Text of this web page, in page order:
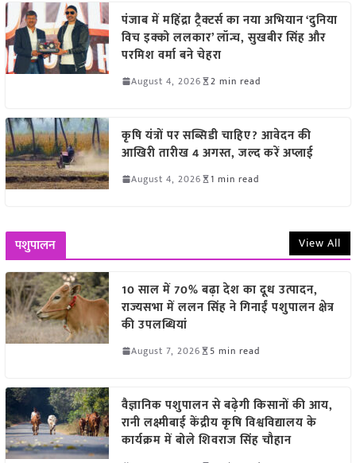
पंजाब में महिंद्रा ट्रैक्टर्स का नया अभियान ‘दुनिया
विच इक्को ललकार’ लॉन्च, सुखबीर सिंह और
परमिश वर्मा बने चेहरा
August 4, 2026 2 min read
कृषि यंत्रों पर सब्सिडी चाहिए? आवेदन की
आखिरी तारीख 4 अगस्त, जल्द करें अप्लाई
August 4, 2026 1 min read
पशुपालन View All
10 साल में 70% बढ़ा देश का दूध उत्पादन,
राज्यसभा में ललन सिंह ने गिनाईं पशुपालन क्षेत्र
की उपलब्धियां
August 7, 2026 5 min read
वैज्ञानिक पशुपालन से बढ़ेगी किसानों की आय,
रानी लक्ष्मीबाई केंद्रीय कृषि विश्वविद्यालय के
कार्यक्रम में बोले शिवराज सिंह चौहान